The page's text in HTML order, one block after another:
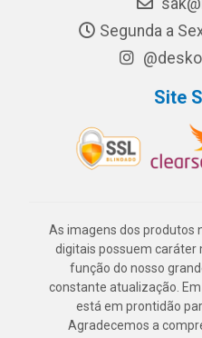
Segunda a
Site
As imagens dos produtos
digitais possuem caráter
função do nosso
constante atualização.
está em prontidão
Agradecemos a